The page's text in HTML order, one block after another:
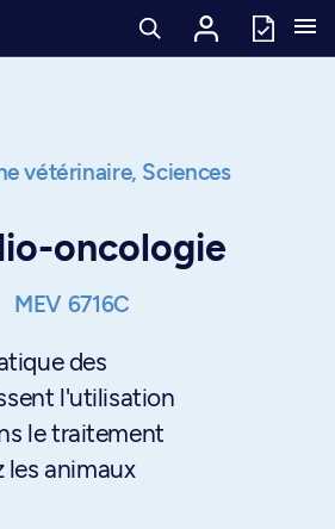
vétérinaire, Sciences
oncologie
MEV 6716C
des
l'utilisation
le traitement
les animaux